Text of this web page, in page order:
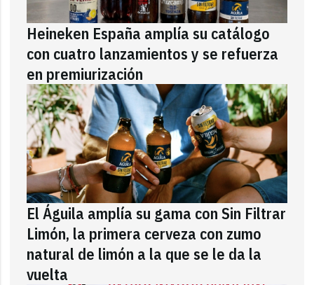
Heineken España amplía su catálogo
con cuatro lanzamientos y se refuerza
en premiurización
El Águila amplía su gama con Sin Filtrar
Limón, la primera cerveza con zumo
natural de limón a la que se le da la
vuelta